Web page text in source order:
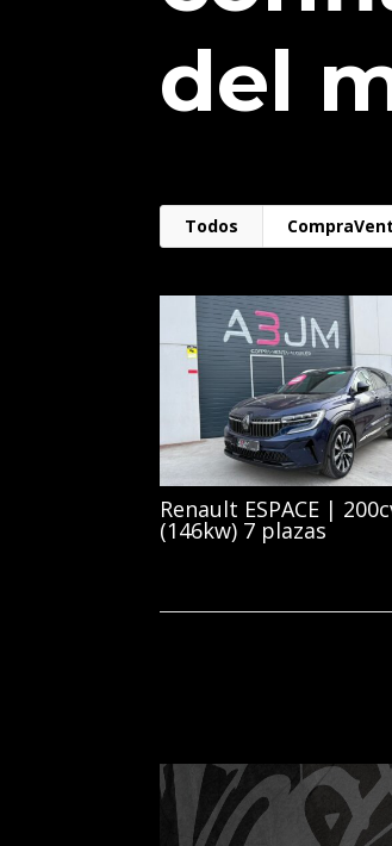
del
Todos
Renault ESPACE |
(146kw) 7 plazas